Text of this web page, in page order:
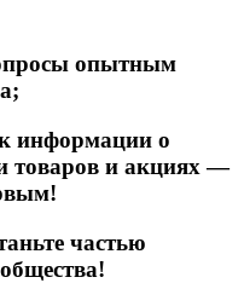
опытным
информации о
товаров и акциях —
частью